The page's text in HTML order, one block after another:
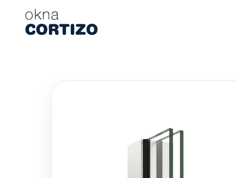
Okna Cortizo to wyspecjalizowana sieć oferująca okna aluminiowe
Produkty
Doradztwo